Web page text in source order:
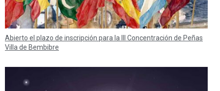
Abierto el plazo de inscripción para la III Concentración de Peñas
Villa de Bembibre